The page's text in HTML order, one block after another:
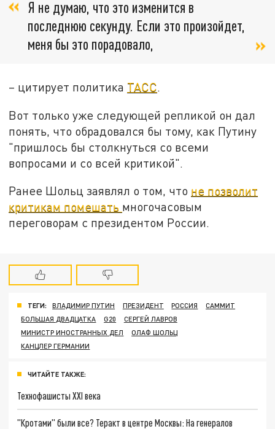
Я не думаю, что это изменится в
последнюю секунду. Если это произойдет,
меня бы это порадовало,
– цитирует политика ТАСС.
Вот только уже следующей репликой он дал
понять, что обрадовался бы тому, как Путину
"пришлось бы столкнуться со всеми
вопросами и со всей критикой".
Ранее Шольц заявлял о том, что не позволит
критикам помешать многочасовым
переговорам с президентом России.
ТЕГИ: ВЛАДИМИР ПУТИН ПРЕЗИДЕНТ РОССИЯ
САММИТ
БОЛЬШАЯ ДВАДЦАТКА
G20
СЕРГЕЙ ЛАВРОВ
МИНИСТР ИНОСТРАННЫХ ДЕЛ
ОЛАФ ШОЛЬЦ
КАНЦЛЕР ГЕРМАНИИ
ЧИТАЙТЕ ТАКЖЕ:
Технофашисты XXI века
"Кротами" были все? Теракт в центре Москвы: На генералов